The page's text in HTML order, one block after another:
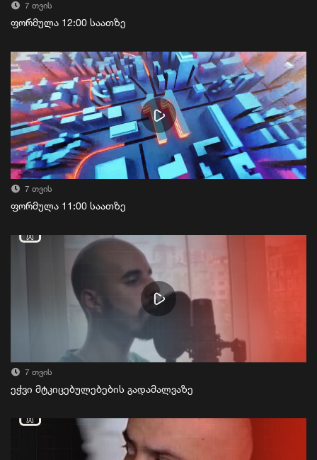
7 თვის
ფორმულა 12:00 საათზე
7 თვის
ფორმულა 11:00 საათზე
7 თვის
ეჭვი მტკიცებულებების გადამალვაზე